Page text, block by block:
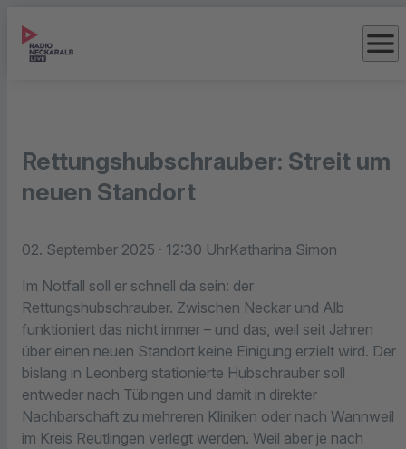
menu
Rettungshubschrauber: Streit um
neuen Standort
02. September 2025 · 12:30 UhrKatharina Simon
Im Notfall soll er schnell da sein: der
Rettungshubschrauber. Zwischen Neckar und Alb
funktioniert das nicht immer – und das, weil seit Jahren
über einen neuen Standort keine Einigung erzielt wird. Der
bislang in Leonberg stationierte Hubschrauber soll
entweder nach Tübingen und damit in direkter
Nachbarschaft zu mehreren Kliniken oder nach Wannweil
im Kreis Reutlingen verlegt werden. Weil aber je nach